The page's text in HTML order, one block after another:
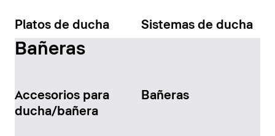
Platos de ducha Sistemas de ducha
Bañeras
Accesorios para
ducha/bañera
Bañeras